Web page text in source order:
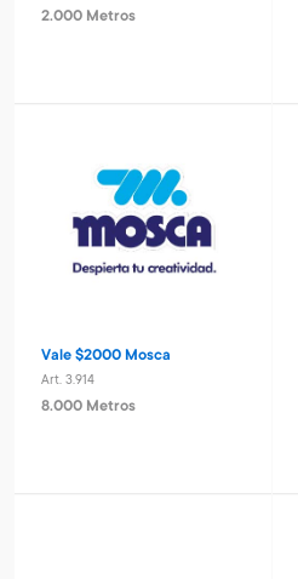
2.000 Metros
Vale $2000 Mosca
Art. 3.914
8.000 Metros